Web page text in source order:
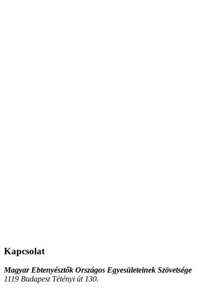
Kapcsolat
Magyar Ebtenyésztők Országos Egyesületeinek Szövetsége
1119 Budapest Tétényi út 130.